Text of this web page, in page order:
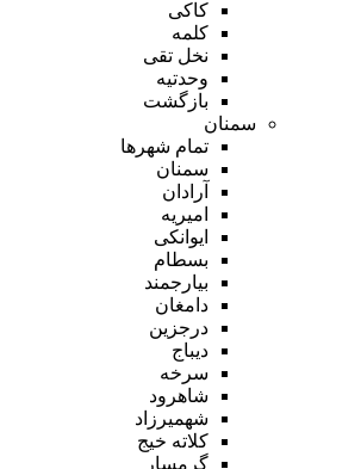
کاکی
کلمه
نخل تقی
وحدتیه
بازگشت
سمنان
تمام شهر‌ها
سمنان
آرادان
امیریه
ایوانکی
بسطام
بیارجمند
دامغان
درجزین
دیباج
سرخه
شاهرود
شهمیرزاد
کلاته خیج
گرمسار